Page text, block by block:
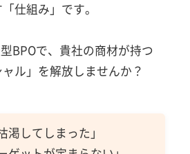
仕組み」です。
BPOで、貴社の商材が持つ
ャル」を解放しませんか？
渇してしまった」